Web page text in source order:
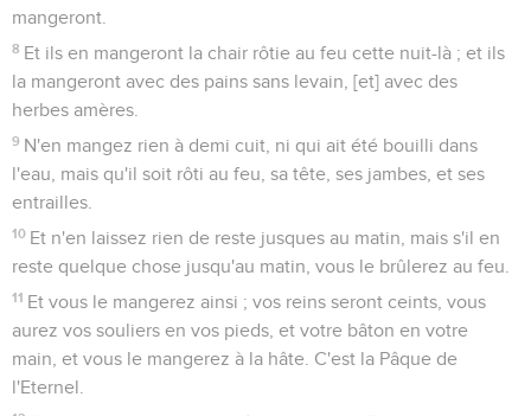
mangeront.
8 Et ils en mangeront la chair rôtie au feu cette nuit-là ; et ils
la mangeront avec des pains sans levain, [et] avec des
herbes amères.
9 N'en mangez rien à demi cuit, ni qui ait été bouilli dans
l'eau, mais qu'il soit rôti au feu, sa tête, ses jambes, et ses
entrailles.
10 Et n'en laissez rien de reste jusques au matin, mais s'il en
reste quelque chose jusqu'au matin, vous le brûlerez au feu.
11 Et vous le mangerez ainsi ; vos reins seront ceints, vous
aurez vos souliers en vos pieds, et votre bâton en votre
main, et vous le mangerez à la hâte. C'est la Pâque de
l'Eternel.